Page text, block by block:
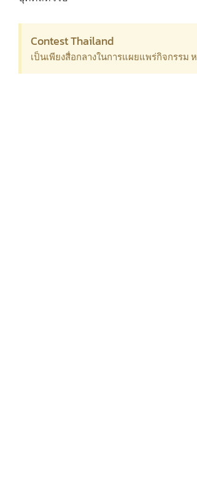
Contest Thailand
เป็นเพียงสื่อกลางในการแผยแพร่กิจกรร